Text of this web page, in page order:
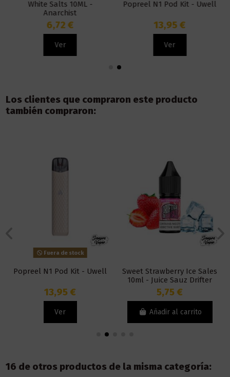
White Salts 10ML -
Anarchist
6,72 €
Ver
Popreel N1 Pod Kit - Uwell
13,95 €
Ver
Los clientes que compraron este producto
también compraron:
Fuera de stock
Popreel N1 Pod Kit - Uwell
13,95 €
Ver
Sweet Strawberry Ice Sales
10ml - Juice Sauz Drifter
Bar
5,75 €
Añadir al carrito
16 de otros productos de la misma categoría: